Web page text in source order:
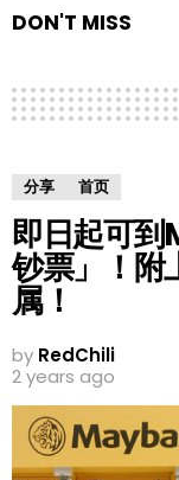
DON'T MISS
分享 首页
即日起可
钞票」！附
属！
by RedChili
2 years ago